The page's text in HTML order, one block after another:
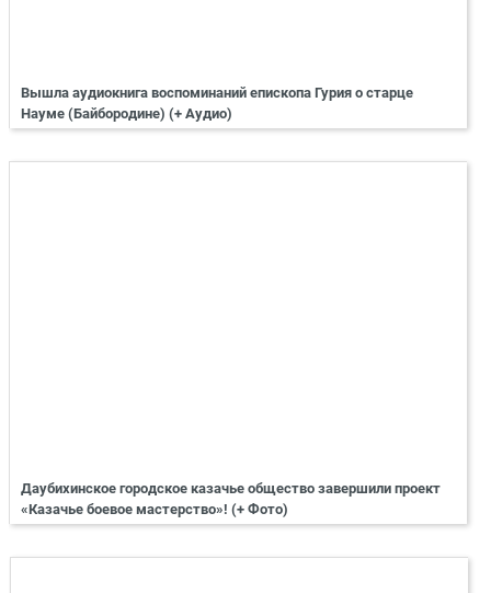
Вышла аудиокнига воспоминаний епископа Гурия о старце
Науме (Байбородине) (+ Аудио)
Даубихинское городское казачье общество завершили проект
«Казачье боевое мастерство»! (+ Фото)